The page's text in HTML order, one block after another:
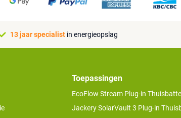
13 jaar specialist in energieopslag
Toepassingen
EcoFlow Stream Plug-in
Jackery SolarVault 3 Plug-in